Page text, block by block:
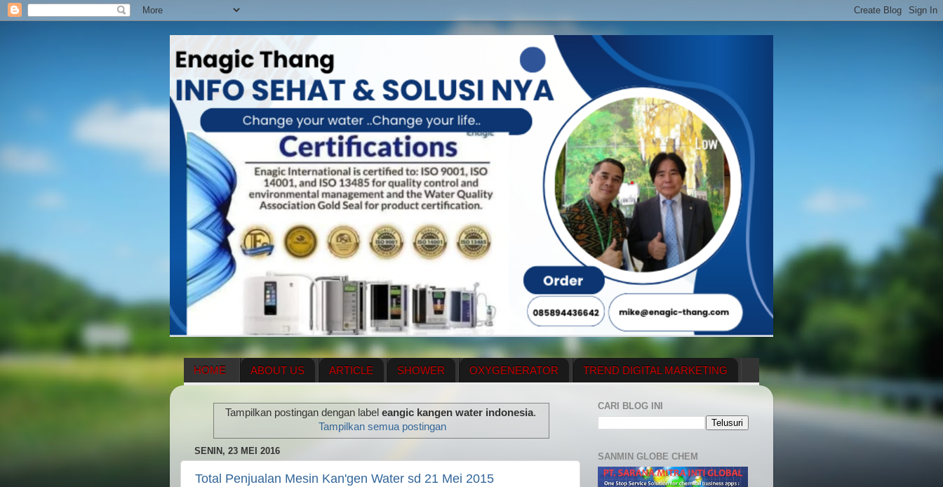
HOME ABOUT US ARTICLE SHOWER OXYGENERATOR TREND DIGITAL MARKETING
ENAGIC COMPENSATION PLAN MENUS
Tampilkan postingan dengan label eangic kangen water indonesia.
Tampilkan semua postingan
SENIN, 23 MEI 2016
Total Penjualan Mesin Kan'gen Water sd 21 Mei 2015
CARI BLOG INI
SANMIN GLOBE CHEM